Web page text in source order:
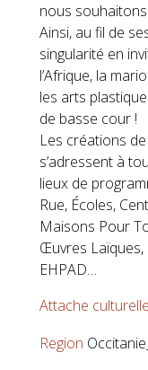
nous
Ainsi, au fil de
singularité en
l’Afrique, la
les arts
de basse cour !
Les créations
s’adressent à
lieux de
Rue, Écoles,
Maisons Pour
Œuvres Laïques,
EHPAD…
Attache culturelle
Region Occitanie_